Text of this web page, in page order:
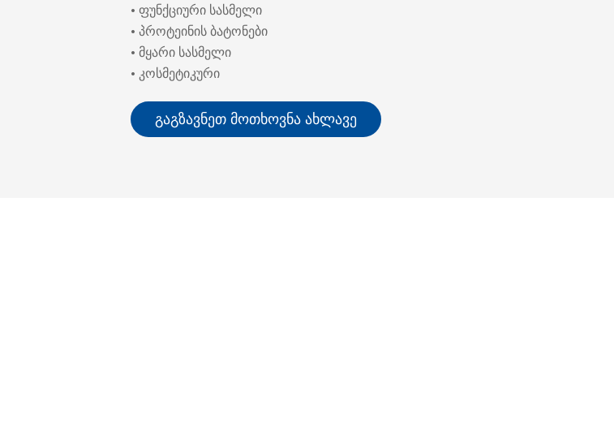
• ფუნქციური სასმელი
• პროტეინის ბატონები
• მყარი სასმელი
• კოსმეტიკური
Გაგზავნეთ Მოთხოვნა Ახლავე